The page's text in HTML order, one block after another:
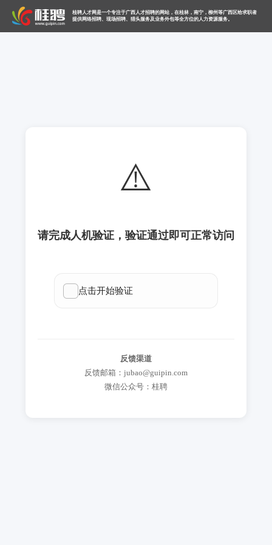
桂聘人才网是一个专注于广西人才招聘的网站，在桂林，南宁，柳州等广西区给求职者
提供网络招聘、现场招聘、猎头服务及业务外包等全方位的人力资源服务。
⚠️
请完成人机验证，验证通过即可正常访问
反馈渠道
反馈邮箱：jubao@guipin.com
微信公众号：桂聘